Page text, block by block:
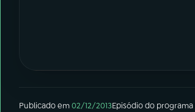
Publicado em02/12/2013Episódiodo programa